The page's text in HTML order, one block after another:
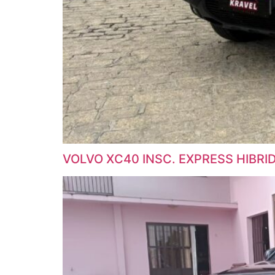
VOLVO XC40 INSC. EXPRESS